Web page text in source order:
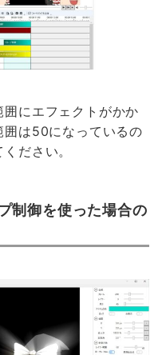
にエフェクトがかか
囲は50になっているの
ださい。
制御を使った場合の